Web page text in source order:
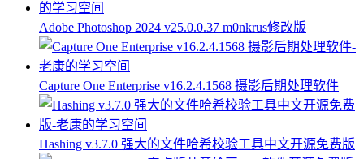
Adobe Photoshop 2024 v25.0.0.37 m0nkrus修改版
Capture One Enterprise v16.2.4.1568 摄影后期处理软件
Hashing v3.7.0 强大的文件哈希校验工具中文开源免费版